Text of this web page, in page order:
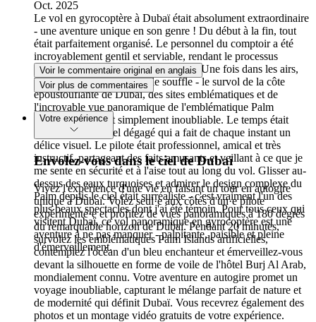
Oct. 2025
Le vol en gyrocoptère à Dubaï était absolument extraordinaire
- une aventure unique en son genre ! Du début à la fin, tout
était parfaitement organisé. Le personnel du comptoir a été
incroyablement gentil et serviable, rendant le processus
d'enregistrement fluide et accueillant. Une fois dans les airs,
l'expérience était à couper le souffle - le survol de la côte
époustouflante de Dubaï, des sites emblématiques et de
l'incroyable vue panoramique de l'emblématique Palm
Jumeirah était tout simplement inoubliable. Le temps était
parfait, avec un ciel dégagé qui a fait de chaque instant un
délice visuel. Le pilote était professionnel, amical et très
instructif, partageant des faits amusants et veillant à ce que je
me sente en sécurité et à l'aise tout au long du vol. Glisser au-
dessus des eaux turquoises et admirer le design complexe du
Palm depuis le ciel était surréaliste - c'est vraiment l'un des
plus beaux spectacles dont j'ai été témoin. Pour tous ceux qui
visitent Dubaï, ce vol panoramique en gyrocoptère est une
aventure à ne pas manquer - palpitante, paisible et pleine
d'émerveillement.
Voir le commentaire original en anglais
Voir plus de commentaires
Votre expérience
Envolez-vous dans le ciel de Dubaï
Vivez l'expérience d'une vie en faisant un tour en autogire
unique à Dubaï. Volez seul·e aux côtés d'un·e pilote
expérimenté·e et profitez de vues panoramiques à 180 degrés
du remarquable horizon de Dubaï. Pendant 20 minutes,
survolez les emblématiques Palm Islands artificielles,
contemplez l'océan d'un bleu enchanteur et émerveillez-vous
devant la silhouette en forme de voile de l'hôtel Burj Al Arab,
mondialement connu. Votre aventure en autogire promet un
voyage inoubliable, capturant le mélange parfait de nature et
de modernité qui définit Dubaï. Vous recevrez également des
photos et un montage vidéo gratuits de votre expérience.